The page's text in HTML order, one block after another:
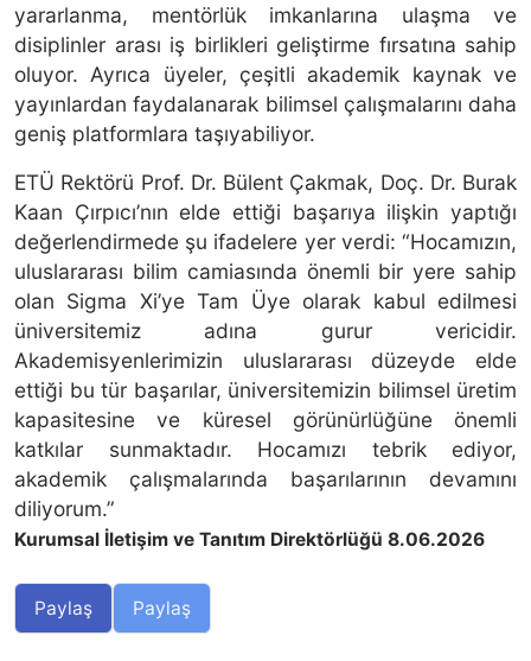
yararlanma, mentörlük imkanlarına ulaşma ve
disiplinler arası iş birlikleri geliştirme fırsatına sahip
oluyor. Ayrıca üyeler, çeşitli akademik kaynak ve
yayınlardan faydalanarak bilimsel çalışmalarını daha
geniş platformlara taşıyabiliyor.
ETÜ Rektörü Prof. Dr. Bülent Çakmak, Doç. Dr. Burak
Kaan Çırpıcı’nın elde ettiği başarıya ilişkin yaptığı
değerlendirmede şu ifadelere yer verdi: “Hocamızın,
uluslararası bilim camiasında önemli bir yere sahip
olan Sigma Xi’ye Tam Üye olarak kabul edilmesi
üniversitemiz adına gurur vericidir.
Akademisyenlerimizin uluslararası düzeyde elde
ettiği bu tür başarılar, üniversitemizin bilimsel üretim
kapasitesine ve küresel görünürlüğüne önemli
katkılar sunmaktadır. Hocamızı tebrik ediyor,
akademik çalışmalarında başarılarının devamını
diliyorum.”
Kurumsal İletişim ve Tanıtım Direktörlüğü 8.06.2026
Paylaş Paylaş